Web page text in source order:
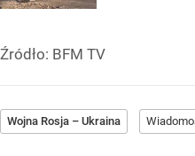
Źródło: BFM TV
Wojna Rosja – Ukraina